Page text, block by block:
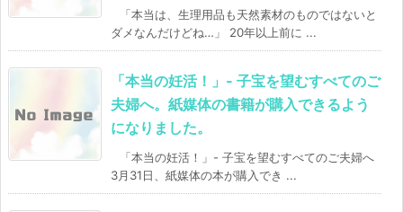
「本当は、生理用品も天然素材のものではないと
ダメなんだけどね…」 20年以上前に ...
「本当の妊活！」- 子宝を望むすべてのご
夫婦へ。紙媒体の書籍が購入できるよう
になりました。
「本当の妊活！」- 子宝を望むすべてのご夫婦へ
3月31日、紙媒体の本が購入でき ...